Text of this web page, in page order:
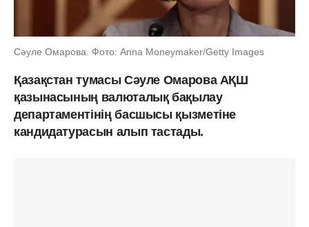
Сәуле Омарова. Фото: Anna Moneymaker/Getty Images
Қазақстан тумасы Сәуле Омарова АҚШ
қазынасының валюталық бақылау
департаментінің басшысы қызметіне
кандидатурасын алып тастады.